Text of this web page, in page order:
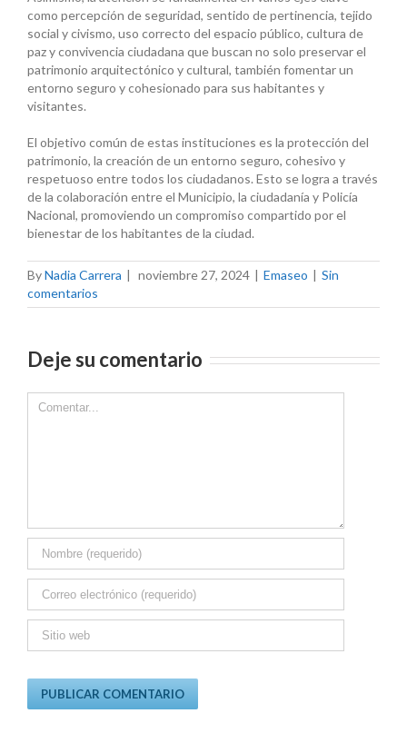
como percepción de seguridad, sentido de pertinencia, tejido
social y civismo, uso correcto del espacio público, cultura de
paz y convivencia ciudadana que buscan no solo preservar el
patrimonio arquitectónico y cultural, también fomentar un
entorno seguro y cohesionado para sus habitantes y
visitantes.
El objetivo común de estas instituciones es la protección del
patrimonio, la creación de un entorno seguro, cohesivo y
respetuoso entre todos los ciudadanos. Esto se logra a través
de la colaboración entre el Municipio, la ciudadanía y Policía
Nacional, promoviendo un compromiso compartido por el
bienestar de los habitantes de la ciudad.
ByNadia Carrera | noviembre 27, 2024 | Emaseo | Sin
comentarios
Deje su comentario
Comment